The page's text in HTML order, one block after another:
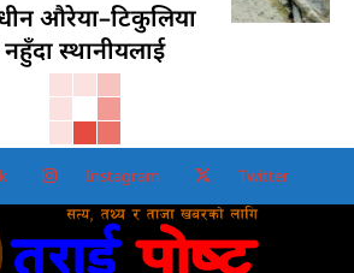
औरेया–टिकुलिया
स्थानीयलाई
Instagram Twitter